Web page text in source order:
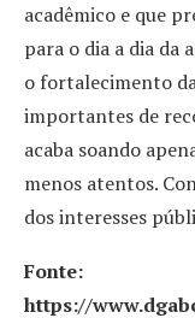
acadêmico e que
para o dia a dia da
o fortalecimento
importantes de
acaba soando
menos atentos.
dos interesses
Fonte:
https://